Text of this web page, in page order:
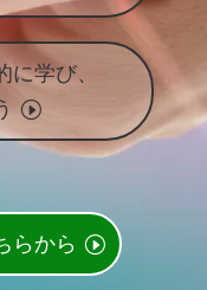
学び、
らから